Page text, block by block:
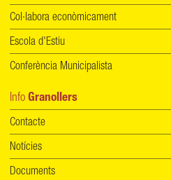
Col·labora econòmicament
Escola d'Estiu
Conferència Municipalista
Info Granollers
Contacte
Notícies
Documents